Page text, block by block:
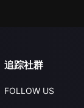
追踪社群
FOLLOW US